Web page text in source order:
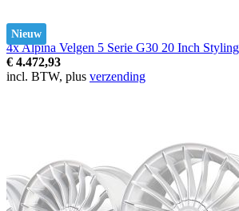
Nieuw
4x Alpina Velgen 5 Serie G30 20 Inch
€ 4.472,93
incl. BTW, plus verzending